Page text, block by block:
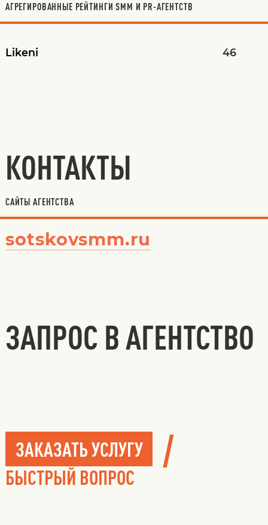
АГРЕГИРОВАННЫЕ РЕЙТИНГИ SMM И PR-АГЕНТСТВ
Likeni 46
КОНТАКТЫ
САЙТЫ АГЕНТСТВА
sotskovsmm.ru
ЗАПРОС В АГЕНТСТВО
ЗАКАЗАТЬ УСЛУГУ /
БЫСТРЫЙ ВОПРОС